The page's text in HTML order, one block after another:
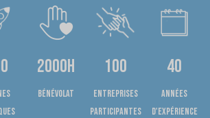
2000h
bénévolat
100
entreprises
participantes
40
années
d'expérience